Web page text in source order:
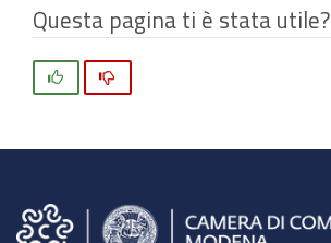
Questa pagina ti è stata utile?